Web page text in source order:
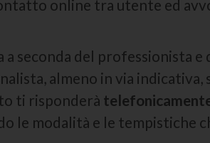
online tra utente ed
seconda del professionista
almeno in via
ti risponderà
le modalità e le tempistiche